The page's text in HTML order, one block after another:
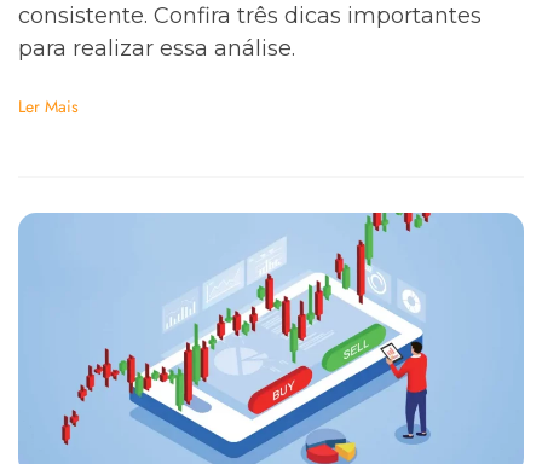
consistente. Confira três dicas importantes
para realizar essa análise.
Ler Mais